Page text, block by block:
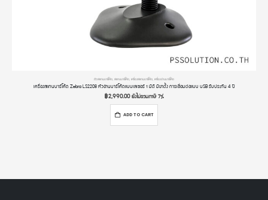
ตัวสแกนบาร์โค้ด สแกนบาร์โค้ด เครื่องสแกนบาร์โค้ด เครื่องอ่านบาร์โค้ด
เครื่องสแกนบาร์โค้ด Zebra LS2208 หัวอ่านบาร์โค้ดแบบเลเซอร์ 1 มิติ มีขาตั้ง การเชื่อมต่อแบบ USB รับประกัน 4 ปี
฿2,990.00ยังไม่รวมภาษี 7%
ADD TO CART